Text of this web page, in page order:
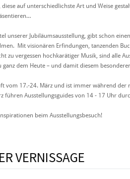
auf unterschiedlichste Art und Weise
unserer Jubiläumsausstellung, gibt schon
Mit visionären Erfindungen, tanzenden
zu vergessen hochkarätiger Musik, sind alle
dem Heute – und damit diesem
vom 17.-24. März und ist immer während der
führen Ausstellungsguides von 14 - 17 Uhr
beim Ausstellungsbesuch!
VERNISSAGE